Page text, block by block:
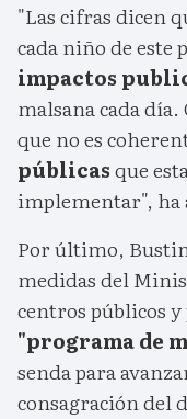
"Las cifras dicen
cada niño de este
impactos
malsana cada
que no es
públicasque
implementar", ha
Por último,
medidas del
centros públicos
"programa de
senda para
consagración del